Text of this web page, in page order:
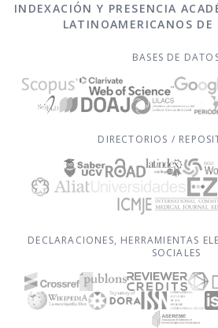
INDEXACIÓN Y PRESENCIA
LATINOAMERICANOS
BASES DE
DIRECTORIOS /
DECLARACIONES, HERRAMIENTAS
SOCIALES